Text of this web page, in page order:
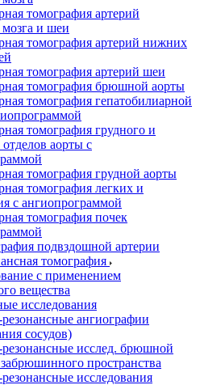
томография артерий
мозга и шеи
томография артерий нижних
томография артерий шеи
томография брюшной аорты
томография гепатобилиарной
томография грудного и
аорты с
томография грудной аорты
томография легких и
с ангиопрограммой
томография почек
подвздошной артерии
томография
с применением
вещества
исследования
ангиографии
сосудов)
исслед. брюшной
пространства
исследования